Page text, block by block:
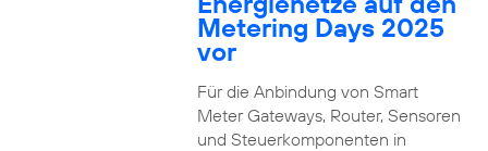
Metering Days 2025
vor
Für die Anbindung von Smart
Meter Gateways, Router, Sensoren
und Steuerkomponenten in